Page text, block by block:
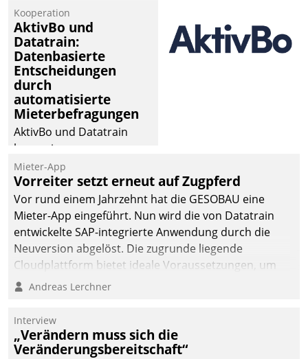
der
Wohnungswirtschaft“.
Bewerben können sich
dafür ein Team
bestehend aus
Wohnungsunternehmen
und PropTech.
Kooperation
AktivBo und
Datatrain:
Datenbasierte
Entscheidungen
durch
automatisierte
Mieterbefragungen
AktivBo und Datatrain
kooperieren –
Immobilienunternehmen
profitieren: Die nahtlose
Integration der Lösungen
von AktivBo und
Datatrain ermöglicht
automatisiert ausgelöste,
zielgerichtete
Mieterbefragungen – eine
starke Grundlage für
intelligente,
datengestützte
Entscheidungen.
Mieter-App
Vorreiter setzt erneut auf Zugpferd
Vor rund einem Jahrzehnt hat die GESOBAU eine
Mieter-App eingeführt. Nun wird die von Datatrain
entwickelte SAP-integrierte Anwendung durch die
Neuversion abgelöst. Die zugrunde liegende
Cloudplattform bietet ideale Voraussetzungen, um
die Funktionalität der App zu erweitern und weitere
integrieren.
Andreas Lerchner
Interview
„Verändern muss sich die
Veränderungsbereitschaft“